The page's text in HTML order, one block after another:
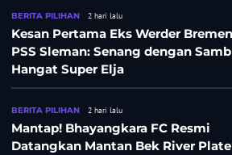
BERITA PILIHAN 2 hari lalu
Kesan Pertama Eks Werder
PSS Sleman: Senang dengan
Hangat Super Elja
BERITA PILIHAN 2 hari lalu
Mantap! Bhayangkara FC Resmi
Datangkan Mantan Bek River